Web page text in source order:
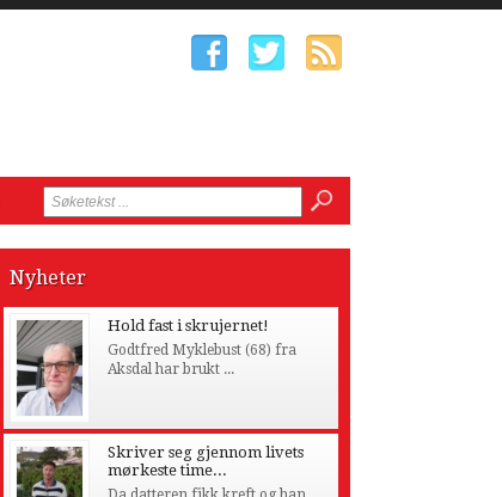
Nyheter
Hold fast i skrujernet!
Godtfred Myklebust (68) fra
Aksdal har brukt ...
Skriver seg gjennom livets
mørkeste time...